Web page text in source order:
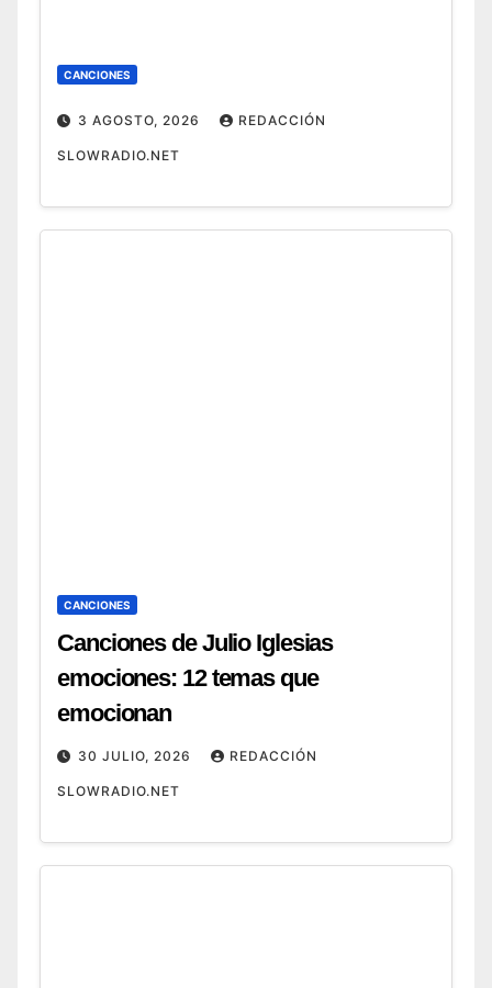
CANCIONES
3 AGOSTO, 2026 REDACCIÓN
SLOWRADIO.NET
CANCIONES
Canciones de Julio Iglesias
emociones: 12 temas que
emocionan
30 JULIO, 2026 REDACCIÓN
SLOWRADIO.NET